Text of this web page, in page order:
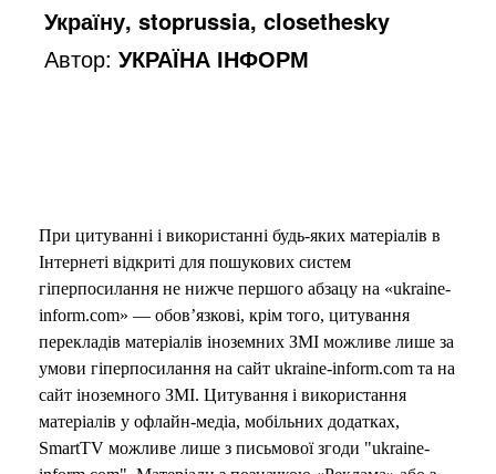
Україну, stoprussia, closethesky
Автор:УКРАЇНА ІНФОРМ
При цитуванні і використанні будь-яких матеріалів в
Інтернеті відкриті для пошукових систем
гіперпосилання не нижче першого абзацу на «ukraine-
inform.com» — обов’язкові, крім того, цитування
перекладів матеріалів іноземних ЗМІ можливе лише за
умови гіперпосилання на сайт ukraine-inform.com та на
сайт іноземного ЗМІ. Цитування і використання
матеріалів у офлайн-медіа, мобільних додатках,
SmartTV можливе лише з письмової згоди "ukraine-